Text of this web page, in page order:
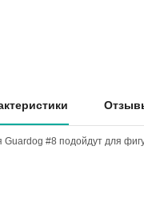
Guardog #8 подойдут для